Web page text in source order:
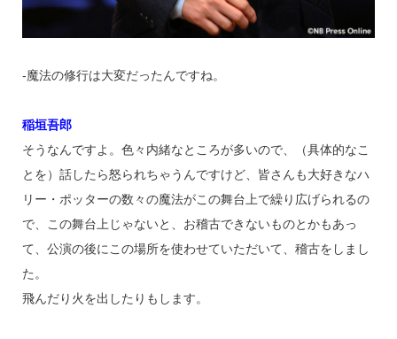
‐魔法の修行は大変だったんですね。
稲垣吾郎
そうなんですよ。色々内緒なところが多いので、（具体的なこ
とを）話したら怒られちゃうんですけど、皆さんも大好きなハ
リー・ポッターの数々の魔法がこの舞台上で繰り広げられるの
で、この舞台上じゃないと、お稽古できないものとかもあっ
て、公演の後にこの場所を使わせていただいて、稽古をしまし
た。
飛んだり火を出したりもします。